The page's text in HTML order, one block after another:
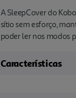
A SleepCover do
sítio sem esforço,
poder ler nos modos
Características